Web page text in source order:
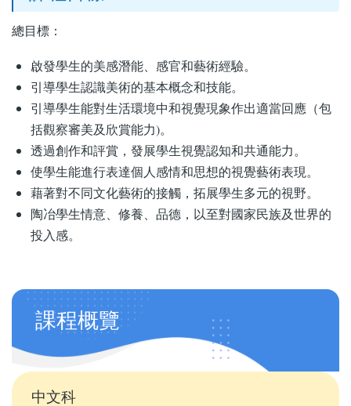
總目標：
啟發學生的美感潛能、感官和藝術經驗。
引導學生認識美術的基本概念和技能。
引導學生能對生活環境中和視覺現象作出適當回應（包
括觀察審美及欣賞能力)。
透過創作和評賞，發展學生視覺認知和共通能力。
使學生能進行表達個人感情和思想的視覺藝術表現。
藉著對不同文化藝術的接觸，拓展學生多元的視野。
陶冶學生情意、修養、品德，以至對國家民族及世界的
投入感。
學
天
地
課程概覽
中文科